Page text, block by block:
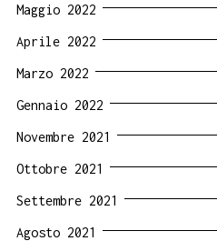
Maggio 2022
Aprile 2022
Marzo 2022
Gennaio 2022
Novembre 2021
Ottobre 2021
Settembre 2021
Agosto 2021